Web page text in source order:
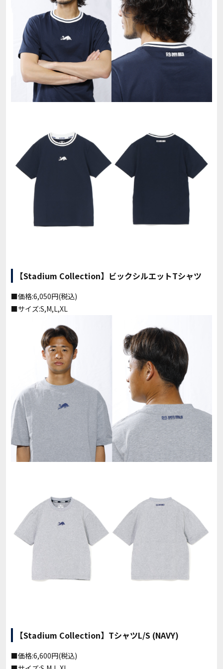
【Stadium Collection】ビックシルエットTシャツ
■価格:6,050円(税込)
■サイズ:S,M,L,XL
【Stadium Collection】TシャツL/S (NAVY)
■価格:6,600円(税込)